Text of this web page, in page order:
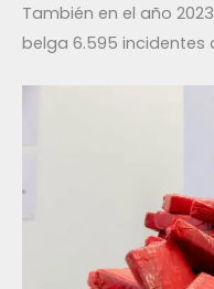
También en el año
belga 6.595 incidentes